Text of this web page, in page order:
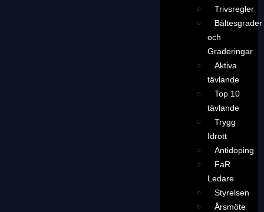
Trivsregler
Bältesgrader
och
Graderingar
Aktiva
tävlande
Top 10
tävlande
Trygg
Idrott
Antidoping
FaR
Ledare
Styrelsen
Årsmöte